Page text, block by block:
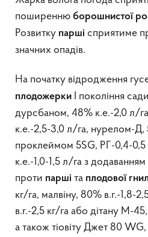
поширенню борошнистої
Розвитку парші сприятиме
значних опадів.
На початку відродження
плодожерки I покоління
дурсбаном, 48% к.е.-2,0 л/
к.е.-2,5-3,0 л/га, нурелом-Д,
проклеймом 5SG, РГ-0,4-0,5
к.е.-1,0-1,5 л/га з додаванням
проти парші та плодової
кг/га, малвіну, 80% в.г.-1,8-
в.г.-2,5 кг/га або дітану М-
а також тіовіту Джет 80 WG,